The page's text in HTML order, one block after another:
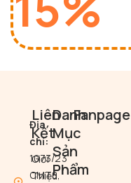
Địa
chỉ:
1073/23
CMT8,
Liên
Kết
Giới
Thiệu
Danh
Mục
Sản
Phẩm
Fanpage